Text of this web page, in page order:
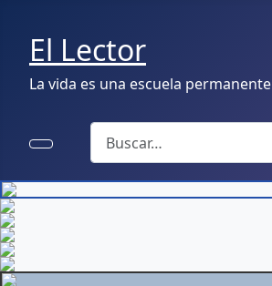
El Lector
La vida es una escuela permanente
Buscar